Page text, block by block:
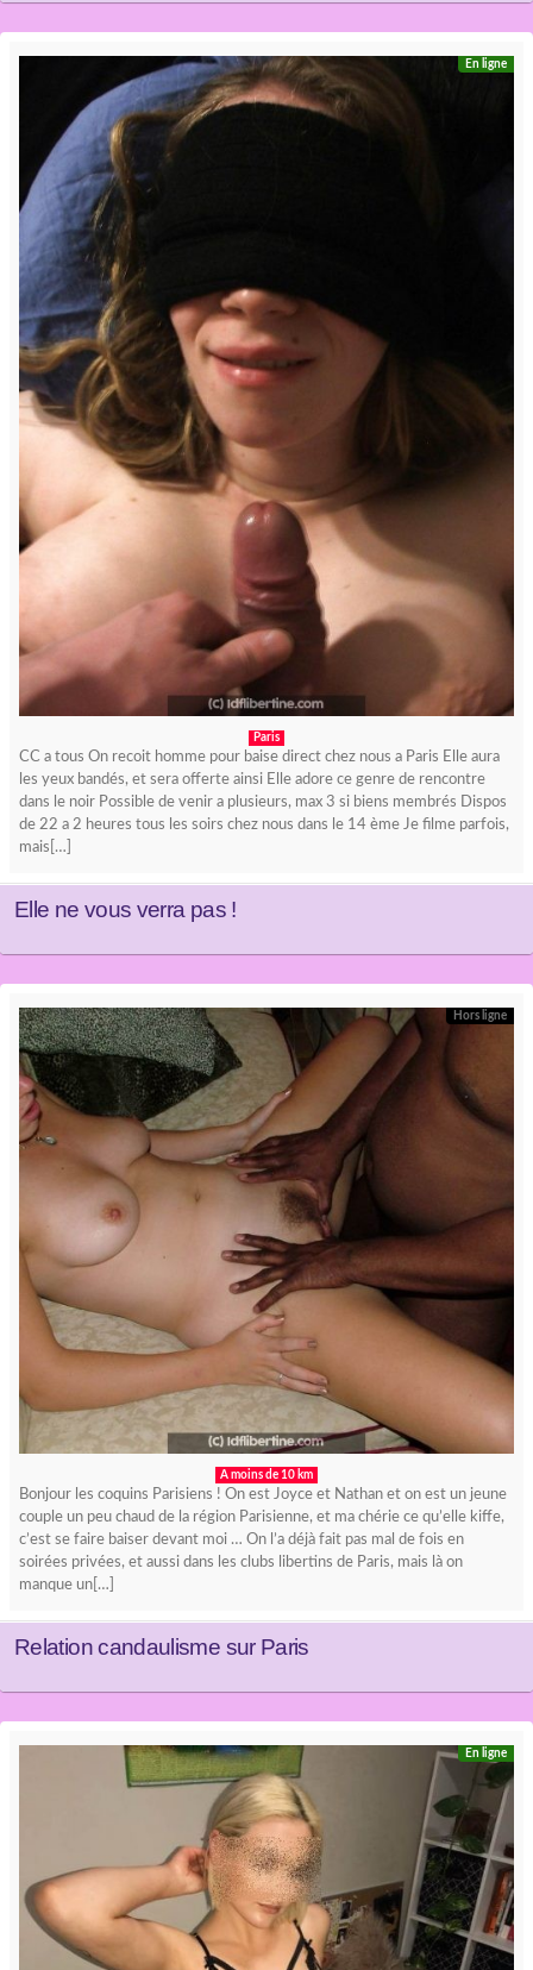
En ligne
Paris
CC a tous On recoit homme pour baise direct chez nous a Paris Elle aura
les yeux bandés, et sera offerte ainsi Elle adore ce genre de rencontre
dans le noir Possible de venir a plusieurs, max 3 si biens membrés Dispos
de 22 a 2 heures tous les soirs chez nous dans le 14 ème Je filme parfois,
mais[…]
Elle ne vous verra pas !
Hors ligne
A moins de 10 km
Bonjour les coquins Parisiens ! On est Joyce et Nathan et on est un jeune
couple un peu chaud de la région Parisienne, et ma chérie ce qu’elle kiffe,
c’est se faire baiser devant moi … On l’a déjà fait pas mal de fois en
soirées privées, et aussi dans les clubs libertins de Paris, mais là on
manque un[…]
Relation candaulisme sur Paris
En ligne